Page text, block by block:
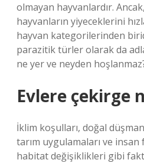
olmayan hayvanlardır.
hayvanların yiyeceklerini
hayvan kategorilerinden
parazitik türler olarak da
ne yer ve neyden
Evlere çekirge
İklim koşulları, doğal
tarım uygulamaları ve
habitat değişiklikleri gibi